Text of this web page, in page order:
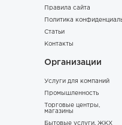
Правила сайта
Политика
Статьи
Контакты
Организации
Услуги для компаний
Промышленность
Торговые центры,
магазины
Бытовые услуги, ЖКХ